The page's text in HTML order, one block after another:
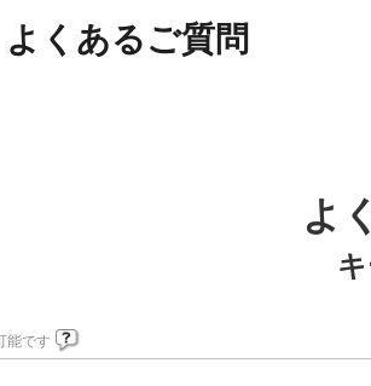
よくあるご質問
よ
能です